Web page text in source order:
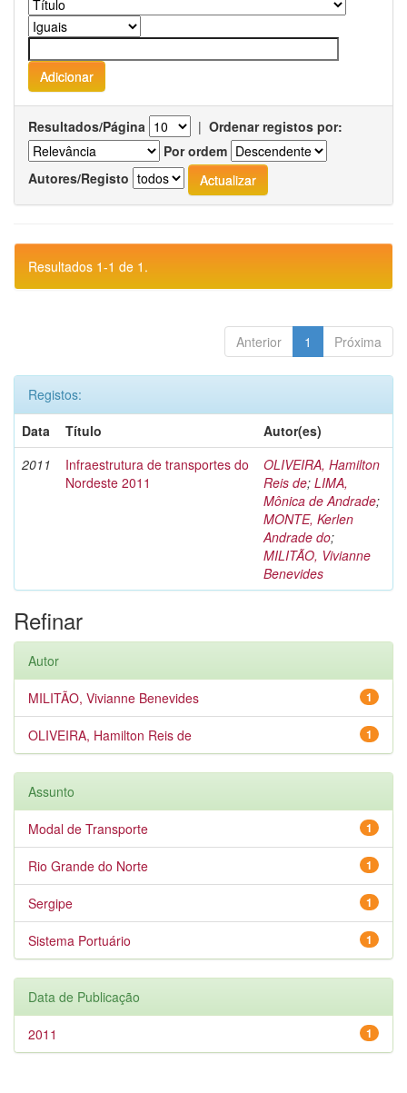
Resultados/Página | Ordenar registos por:
Por ordem
Autores/Registo
Resultados 1-1 de 1.
Anterior 1 Próxima
Registos:
Data
Título
Autor(es)
2011
Infraestrutura de transportes do
Nordeste 2011
OLIVEIRA, Hamilton
Reis de; LIMA,
Mônica de Andrade;
MONTE, Kerlen
Andrade do;
MILITÃO, Vivianne
Benevides
Refinar
Autor
1
MILITÃO, Vivianne Benevides
1
OLIVEIRA, Hamilton Reis de
Assunto
1
Modal de Transporte
1
Rio Grande do Norte
1
Sergipe
1
Sistema Portuário
Data de Publicação
1
2011